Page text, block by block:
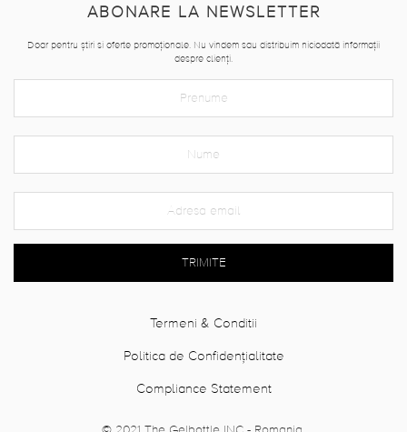
ABONARE LA NEWSLETTER
Doar pentru știri si oferte promoționale. Nu vindem sau distribuim niciodată informații
despre clienți.
TRIMITE
Termeni & Conditii
Politica de Confidențialitate
Compliance Statement